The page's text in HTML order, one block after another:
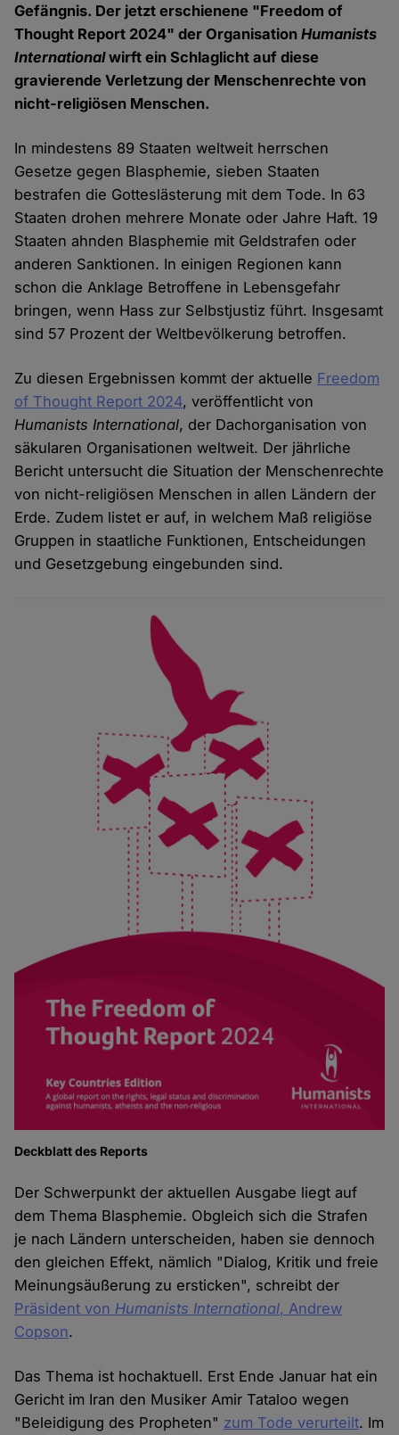
Gefängnis. Der jetzt erschienene "Freedom of
Thought Report 2024" der OrganisationHumanists
Internationalwirft ein Schlaglicht auf diese
gravierende Verletzung der Menschenrechte von
nicht-religiösen Menschen.
In mindestens 89 Staaten weltweit herrschen
Gesetze gegen Blasphemie, sieben Staaten
bestrafen die Gotteslästerung mit dem Tode. In 63
Staaten drohen mehrere Monate oder Jahre Haft. 19
Staaten ahnden Blasphemie mit Geldstrafen oder
anderen Sanktionen. In einigen Regionen kann
schon die Anklage Betroffene in Lebensgefahr
bringen, wenn Hass zur Selbstjustiz führt. Insgesamt
sind 57 Prozent der Weltbevölkerung betroffen.
Zu diesen Ergebnissen kommt der aktuelle Freedom
of Thought Report 2024, veröffentlicht von
Humanists International, der Dachorganisation von
säkularen Organisationen weltweit. Der jährliche
Bericht untersucht die Situation der Menschenrechte
von nicht-religiösen Menschen in allen Ländern der
Erde. Zudem listet er auf, in welchem Maß religiöse
Gruppen in staatliche Funktionen, Entscheidungen
und Gesetzgebung eingebunden sind.
Deckblatt des Reports
Der Schwerpunkt der aktuellen Ausgabe liegt auf
dem Thema Blasphemie. Obgleich sich die Strafen
je nach Ländern unterscheiden, haben sie dennoch
den gleichen Effekt, nämlich "Dialog, Kritik und freie
Meinungsäußerung zu ersticken", schreibt der
Präsident von Humanists International, Andrew
Copson.
Das Thema ist hochaktuell. Erst Ende Januar hat ein
Gericht im Iran den Musiker Amir Tataloo wegen
"Beleidigung des Propheten" zum Tode verurteilt. Im